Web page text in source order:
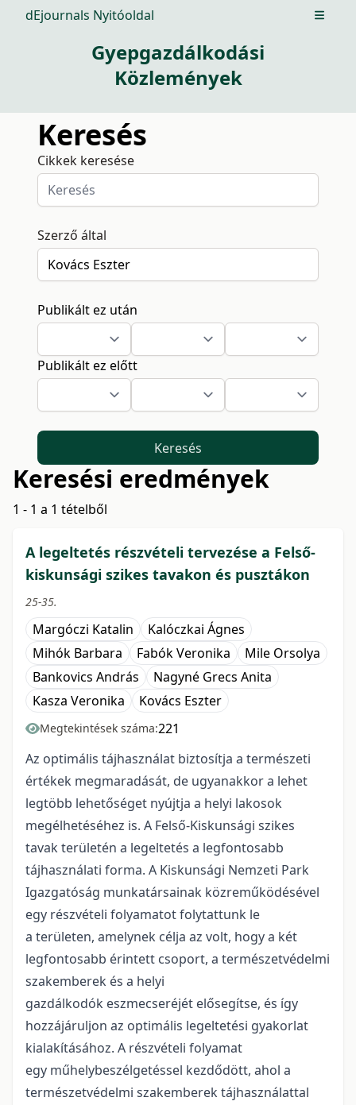
dEjournals Nyitóoldal Open
Gyepgazdálkodási
Közlemények
Keresés
Cikkek keresése
Szerző által
Publikált ez után
Publikált ez előtt
Keresés
Keresési eredmények
1 - 1 a 1 tételből
A legeltetés részvételi tervezése a Felső-
kiskunsági szikes tavakon és pusztákon
25-35.
Margóczi Katalin
Kalóczkai Ágnes
Mihók Barbara
Fabók Veronika
Mile Orsolya
Bankovics András
Nagyné Grecs Anita
Kasza Veronika
Kovács Eszter
Megtekintések száma:221
Az optimális tájhasználat biztosítja a természeti
értékek megmaradását, de ugyanakkor a lehet
legtöbb lehetőséget nyújtja a helyi lakosok
megélhetéséhez is. A Felső-Kiskunsági szikes
tavak területén a legeltetés a legfontosabb
tájhasználati forma. A Kiskunsági Nemzeti Park
Igazgatóság munkatársainak közreműködésével
egy részvételi folyamatot folytattunk le
a területen, amelynek célja az volt, hogy a két
legfontosabb érintett csoport, a természetvédelmi
szakemberek és a helyi
gazdálkodók eszmecseréjét elősegítse, és így
hozzájáruljon az optimális legeltetési gyakorlat
kialakításához. A részvételi folyamat
egy műhelybeszélgetéssel kezdődött, ahol a
természetvédelmi szakemberek tájhasználattal